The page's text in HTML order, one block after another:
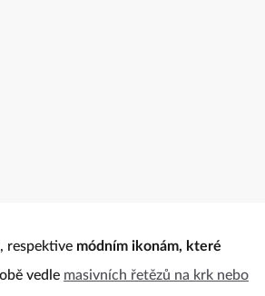
respektive módním ikonám, které
vedle masivních řetězů na krk nebo